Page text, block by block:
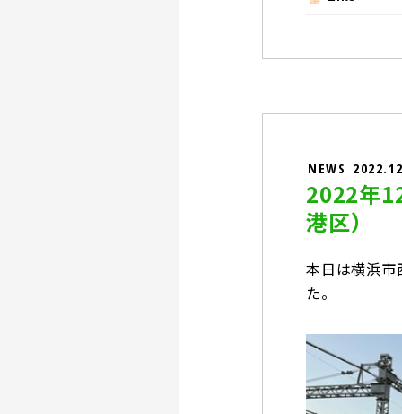
NEWS
2022年
港区）
本日は横浜
た。